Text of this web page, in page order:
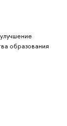
образования